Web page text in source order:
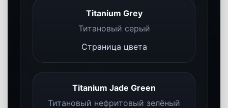
снимает контент, хранит больше
данных и использует смартфон в
Открыть 512 GB